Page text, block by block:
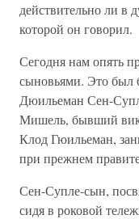
действительно ли в
которой он говорил.
Сегодня нам опять
сыновьями. Это был
Дюильеман Сен-
Мишель, бывший
Клод Гюильеман,
при прежнем
Сен-Супле-сын,
сидя в роковой